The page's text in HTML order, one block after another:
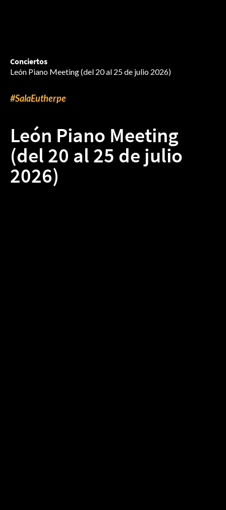
Conciertos
León Piano Meeting (del 20 al 25 de julio 2026)
#SalaEutherpe
León Piano Meeting
(del 20 al 25 de julio
2026)